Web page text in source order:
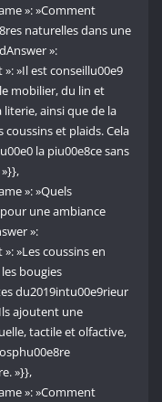
»: »Comment
naturelles dans une
»:
»: »Il est conseillu00e9
mobilier, du lin et
ainsi que de la
et plaids. Cela
la piu00e8ce sans
»: »Quels
une ambiance
»:
»Les coussins en
bougies
du2019intu00e9rieur
ajoutent une
tactile et olfactive,
»}},
»: »Comment